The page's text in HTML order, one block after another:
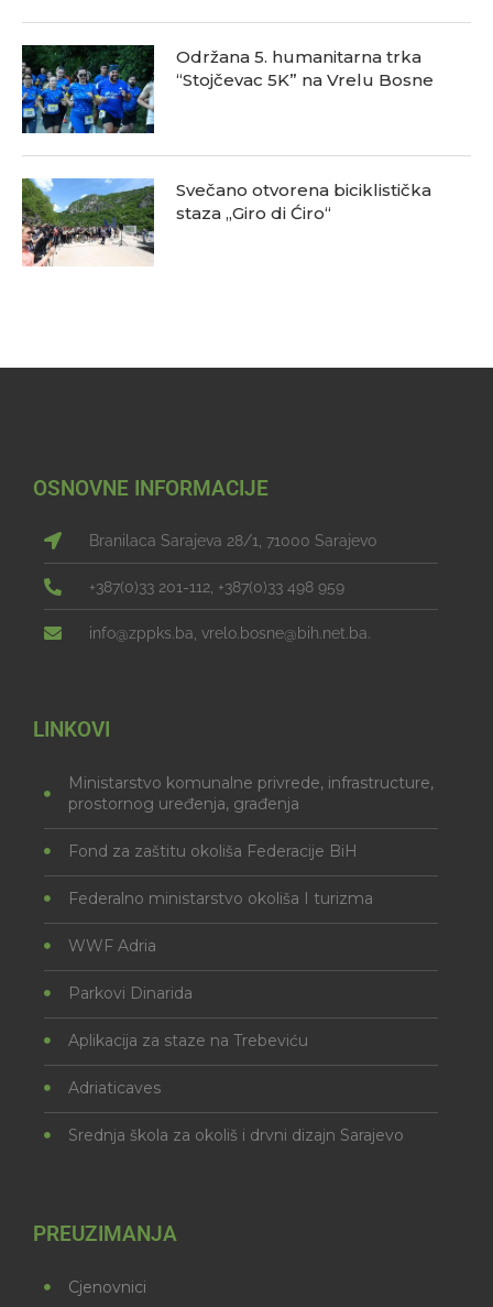
Održana 5. humanitarna trka
“Stojčevac 5K” na Vrelu Bosne
Svečano otvorena biciklistička
staza „Giro di Ćiro“
OSNOVNE INFORMACIJE
Branilaca Sarajeva 28/1, 71000 Sarajevo
+387(0)33 201-112, +387(0)33 498 959
info@zppks.ba, vrelo.bosne@bih.net.ba.
LINKOVI
Ministarstvo komunalne privrede, infrastructure,
prostornog uređenja, građenja
Fond za zaštitu okoliša Federacije BiH
Federalno ministarstvo okoliša I turizma
WWF Adria
Parkovi Dinarida
Aplikacija za staze na Trebeviću
Adriaticaves
Srednja škola za okoliš i drvni dizajn Sarajevo
PREUZIMANJA
Cjenovnici